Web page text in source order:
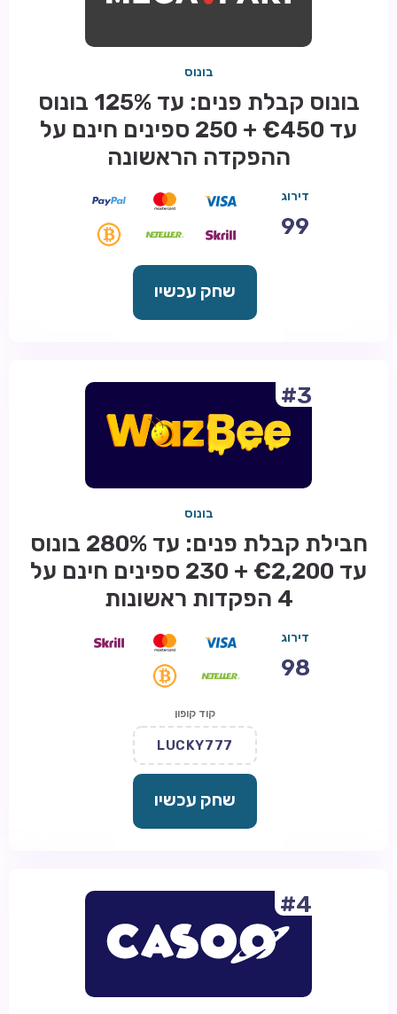
בונוס
בונוס קבלת פנים: עד 125% בונוס
עד €450 + 250 ספינים חינם על
ההפקדה הראשונה
דירוג
99
שחק עכשיו
#3
בונוס
חבילת קבלת פנים: עד 280% בונוס
עד €2,200 + 230 ספינים חינם על
4 הפקדות ראשונות
דירוג
98
קוד קופון
LUCKY777
שחק עכשיו
#4